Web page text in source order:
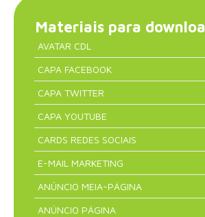
Materiais para
AVATAR CDL
CAPA FACEBOOK
CAPA TWITTER
CAPA YOUTUBE
CARDS REDES SOCIAIS
E-MAIL MARKETING
ANÚNCIO MEIA-PÁGINA
ANÚNCIO PÁGINA